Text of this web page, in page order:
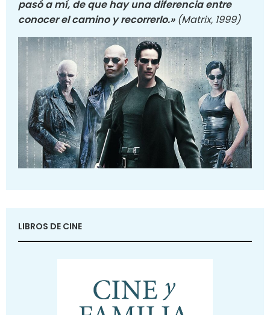
pasó a mí, de que hay una diferencia entre
conocer el camino y recorrerlo.» (Matrix, 1999)
LIBROS DE CINE